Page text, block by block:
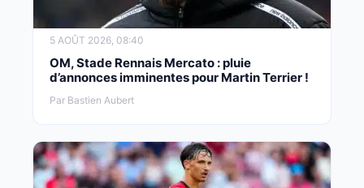
5 AOÛT 2026, 08:40
OM, Stade Rennais Mercato : pluie
d’annonces imminentes pour Martin Terrier !
Par Bastien Aubert